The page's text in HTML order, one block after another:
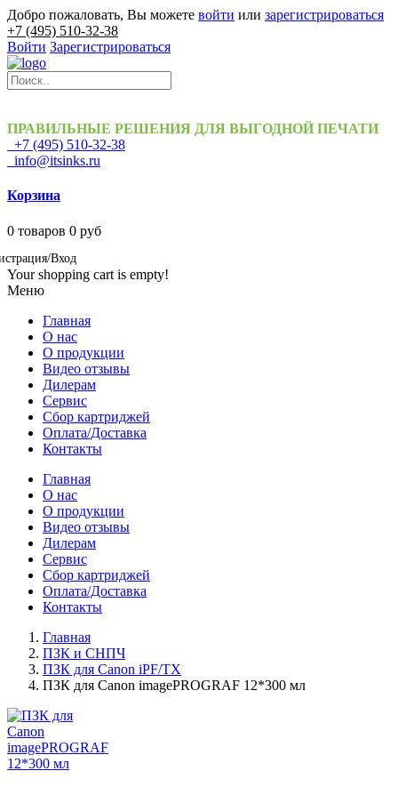
Добро пожаловать, Вы можете войти или зарегистрироваться
+7 (495) 510-32-38
Войти Зарегистрироваться
ПРАВИЛЬНЫЕ РЕШЕНИЯ ДЛЯ ВЫГОДНОЙ ПЕЧАТИ
+7 (495) 510-32-38
info@itsinks.ru
Корзина
0 товаров 0 руб
Вход
Your shopping cart is empty!
Меню
Главная
О нас
О продукции
Видео отзывы
Дилерам
Сервис
Сбор картриджей
Оплата/Доставка
Контакты
Главная
О нас
О продукции
Видео отзывы
Дилерам
Сервис
Сбор картриджей
Оплата/Доставка
Контакты
Главная
ПЗК и СНПЧ
ПЗК для Canon iPF/TX
ПЗК для Canon imagePROGRAF 12*300 мл